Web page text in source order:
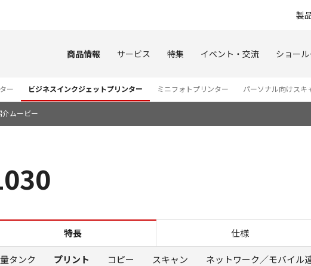
製
商品情報 サービス 特集 イベント・交流 ショー
ー ビジネスインクジェットプリンター ミニフォトプリンター パーソナル向けスキ
介ムービー
プリント GX1030
特長 仕様
タンク プリント コピー スキャン ネットワーク／モバイル